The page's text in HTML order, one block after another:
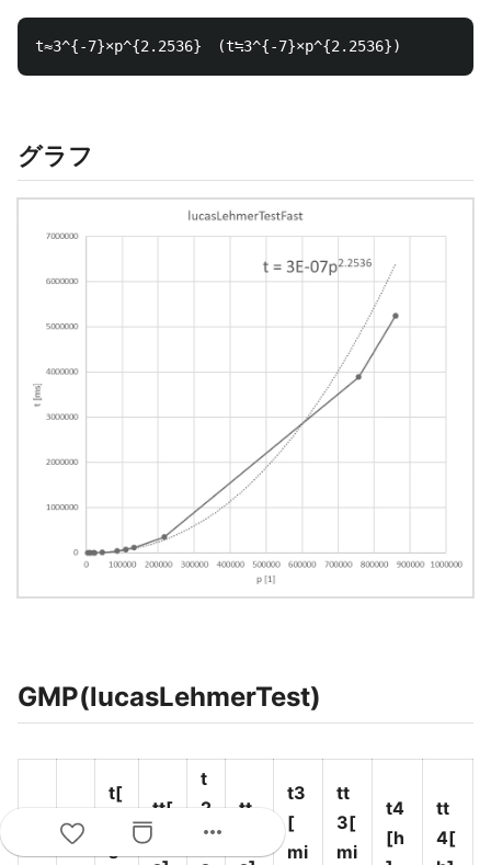
グラフ
GMP(lucasLehmerTest)
p
t[
s
tt[
t
2
[
tt
t3
[
mi
tt
3[
mi
t4
[h
tt
4[
more_horiz